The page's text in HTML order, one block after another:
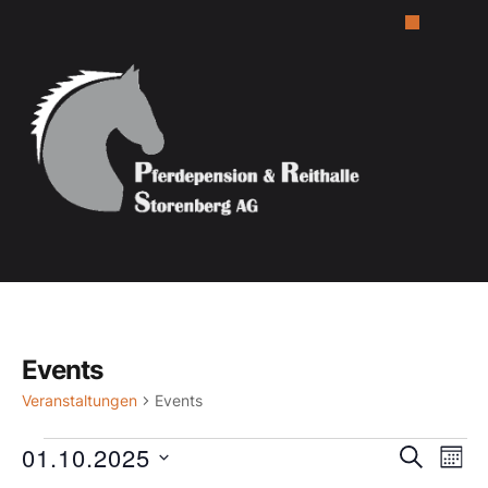
Events
Veranstaltungen Events
SUCHE
01.10.2025